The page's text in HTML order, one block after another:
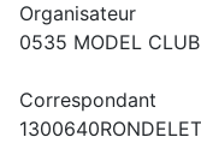
Organisateur
0535 MODEL
Correspondant
1300640